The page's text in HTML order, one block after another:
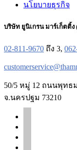
นโยบายธุรกิจ
บริษัท ยูนิเกรน มาร์เก็ตติ้ง
02-811-9670 ถึง 3,
50/5 หมู่ 12 ถนนพุท
จ.นครปฐม 73210